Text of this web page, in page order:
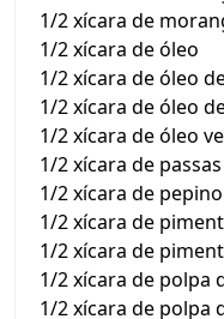
1/2 xícara de
1/2 xícara de óleo
1/2 xícara de óleo
1/2 xícara de óleo
1/2 xícara de óleo
1/2 xícara de passas
1/2 xícara de
1/2 xícara de
1/2 xícara de
1/2 xícara de polpa
1/2 xícara de polpa